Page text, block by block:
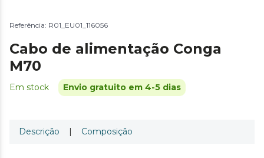
Referência: R01_EU01_116056
Cabo de alimentação Conga
M70
Em stock Envio gratuito em 4-5 dias
Descrição | Composição